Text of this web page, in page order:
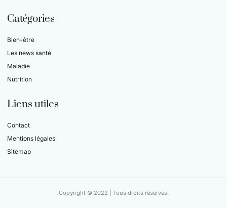
Catégories
Bien-être
Les news santé
Maladie
Nutrition
Liens utiles
Contact
Mentions légales
Sitemap
Copyright © 2022 | Tous droits réservés.